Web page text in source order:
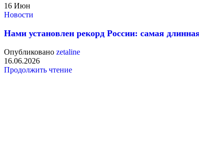
16 Июн
Новости
Нами установлен рекорд России: самая
Опубликовано zetaline
16.06.2026
Продолжить чтение